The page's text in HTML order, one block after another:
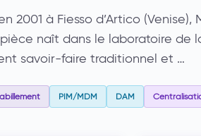
2001 à Fiesso d’Artico
naît dans le laboratoire de
savoir-faire traditionnel et …
PIM/MDM DAM